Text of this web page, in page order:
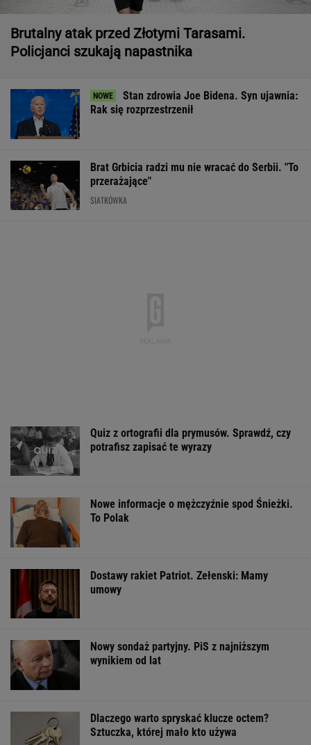
Brutalny atak przed Złotymi Tarasami.
Policjanci szukają napastnika
Stan zdrowia Joe Bidena. Syn ujawnia:
Rak się rozprzestrzenił
Brat Grbicia radzi mu nie wracać do Serbii. "To
przerażające"
SIATKÓWKA
Quiz z ortografii dla prymusów. Sprawdź, czy
potrafisz zapisać te wyrazy
Nowe informacje o mężczyźnie spod Śnieżki.
To Polak
Dostawy rakiet Patriot. Zełenski: Mamy
umowy
Nowy sondaż partyjny. PiS z najniższym
wynikiem od lat
Dlaczego warto spryskać klucze octem?
Sztuczka, której mało kto używa